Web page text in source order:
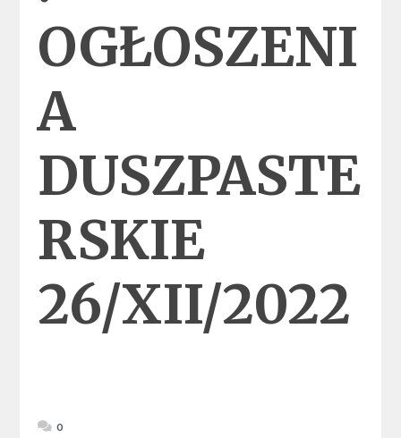
OGŁOSZENI
A
DUSZPASTE
RSKIE
26/XII/2022
0